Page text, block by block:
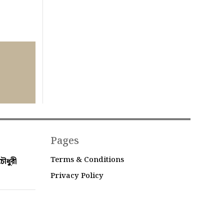
Pages
Terms & Conditions
Privacy Policy